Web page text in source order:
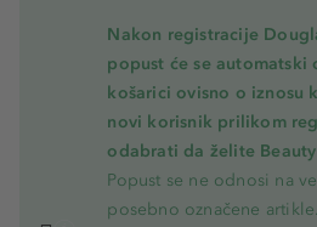
Nakon registracije
popust će se automatski
košarici ovisno o iznosu
novi korisnik prilikom
odabrati da želite
Popust se ne odnosi na
posebno označene